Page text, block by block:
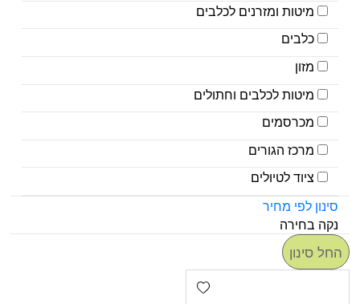
מיטות ומזרנים לכלבים
כלבים
מזון
מיטות לכלבים וחתולים
מכרסמים
מרכז הגורים
ציוד לטיולים
סינון לפי מחיר
נקה בחירה
החל סינון
Add wishlist